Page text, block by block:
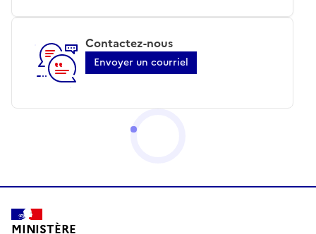
Contactez-nous
Envoyer un courriel
MINISTÈRE